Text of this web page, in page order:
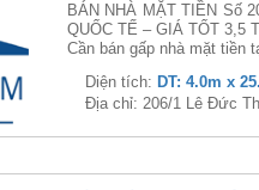
BÁN NHÀ MẶT TIỀN Số
QUỐC TẾ – GIÁ TỐT 3,5
Cần bán gấp nhà mặt tiền
Diện tích: DT: 4.0m x
Địa chỉ: 206/1 Lê Đức